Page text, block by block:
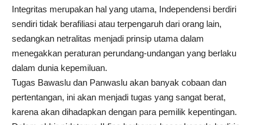
Integritas merupakan hal yang utama, Independensi berdiri
sendiri tidak berafiliasi atau terpengaruh dari orang lain,
sedangkan netralitas menjadi prinsip utama dalam
menegakkan peraturan perundang-undangan yang berlaku
dalam dunia kepemiluan.
Tugas Bawaslu dan Panwaslu akan banyak cobaan dan
pertentangan, ini akan menjadi tugas yang sangat berat,
karena akan dihadapkan dengan para pemilik kepentingan.